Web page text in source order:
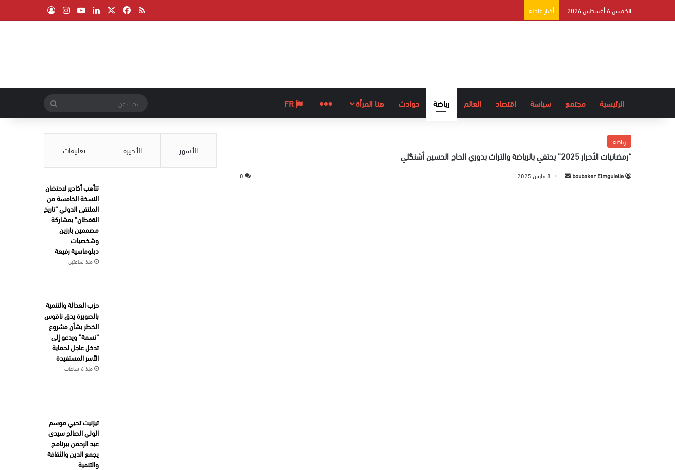
الخميس 6 أغسطس 2026 أخبار عاجلة ملخص الموقع RSS
فيسبوك لينكدإن ‫YouTube
انستقرام
الرئيسية مجتمع سياسة اقتصاد العالم رياضة حوادث هنا المرأة المزيد
عن
رياضة
“رمضانيات الأحرار 2025” يحتفي بالرياضة والتراث بدوري الحاج الحسين أشنگلي
boubaker Elmguielle 8 مارس 2025 0
الأشهر الأخيرة تعليقات
تتأهب أكادير لاحتضان
النسخة الخامسة من
الملتقى الدولي “تاريخ
القفطان” بمشاركة
مصممين بارزين
وشخصيات
دبلوماسية رفيعة
منذ ساعتين
حزب العدالة والتنمية
بالصويرة يدق ناقوس
الخطر بشأن مشروع
“نسمة” ويدعو إلى
تدخل عاجل لحماية
الأسر المستفيدة
منذ 6 ساعات
تيزنيت تحيي موسم
الولي الصالح سيدي
عبد الرحمن ببرنامج
يجمع الدين والثقافة
والتنمية